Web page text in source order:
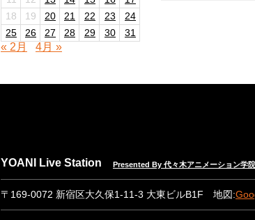
18
19 20 21 22 23
24
25
26 27 28 29 30 31
« 2月 4月 »
YOANI Live Station Presented By 代々木アニメーション学院
〒169-0072 新宿区大久保1-11-3 大東ビルB1F 地図: